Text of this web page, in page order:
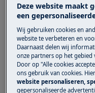
Heeft
Oven
Deze website maakt
een
Wij gebruiken cookies en
website te verbeteren en
Daarnaast delen wij
onze partners op het gebied
Door op "Alle cookies
ons gebruik van cookies.
website personaliseren,
gepersonaliseerde